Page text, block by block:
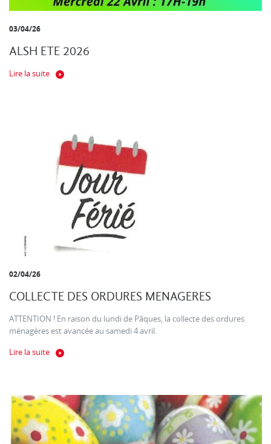
03/04/26
ALSH ETE 2026
Lire la suite
02/04/26
COLLECTE DES ORDURES MENAGERES
ATTENTION ! En raison du lundi de Pâques, la collecte des ordures
ménagères est avancée au samedi 4 avril.
Lire la suite